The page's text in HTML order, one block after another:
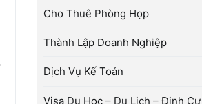
Cho Thuê Phòng Họp
Thành Lập Doanh Nghiệp
Dịch Vụ Kế Toán
Visa Du Học – Du Lịch – Định Cư